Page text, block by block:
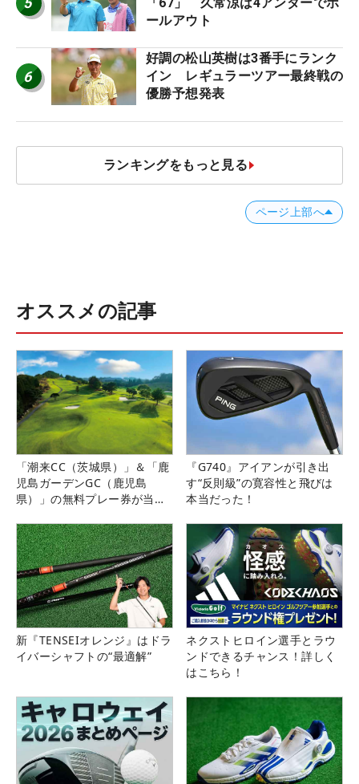
ールアウト
6
好調の松山英樹は3番手にランク
イン レギュラーツアー最終戦の
優勝予想発表
ランキングをもっと見る
ページ上部へ
オススメの記事
「潮来CC（茨城県）」＆「鹿
児島ガーデンGC（鹿児島
県）」の無料プレー券が当た
『G740』アイアンが引き出
す“反則級”の寛容性と飛びは
本当だった！
新『TENSEIオレンジ』はドラ
イバーシャフトの“最適解”
ネクストヒロイン選手とラウ
ンドできるチャンス！詳しく
はこちら！